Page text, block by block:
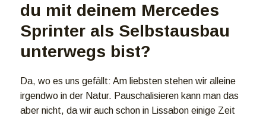
du mit deinem Mercedes
Sprinter als Selbstausbau
unterwegs bist?
Da, wo es uns gefällt: Am liebsten stehen wir alleine
irgendwo in der Natur. Pauschalisieren kann man das
aber nicht, da wir auch schon in Lissabon einige Zeit